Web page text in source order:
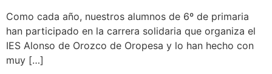
Como cada año, nuestros alumnos de 6º de primaria
han participado en la carrera solidaria que organiza el
IES Alonso de Orozco de Oropesa y lo han hecho con
muy […]